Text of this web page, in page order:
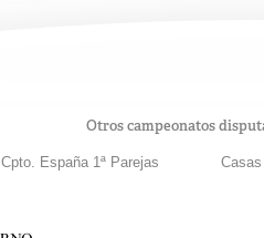
Otros campeonatos
Cpto. España 1ª Parejas